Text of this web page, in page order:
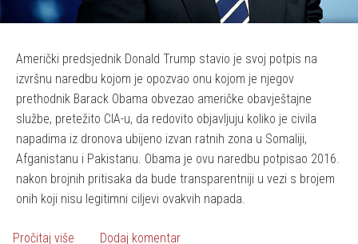
Američki predsjednik Donald Trump stavio je svoj potpis na
izvršnu naredbu kojom je opozvao onu kojom je njegov
prethodnik Barack Obama obvezao američke obavještajne
službe, pretežito CIA-u, da redovito objavljuju koliko je civila
napadima iz dronova ubijeno izvan ratnih zona u Somaliji,
Afganistanu i Pakistanu. Obama je ovu naredbu potpisao 2016.
nakon brojnih pritisaka da bude transparentniji u vezi s brojem
onih koji nisu legitimni ciljevi ovakvih napada.
Pročitaj više o Više se neće prikazivati koliko su dronovi ubili civila
Dodaj komentar